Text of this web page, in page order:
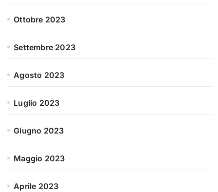
Ottobre 2023
Settembre 2023
Agosto 2023
Luglio 2023
Giugno 2023
Maggio 2023
Aprile 2023